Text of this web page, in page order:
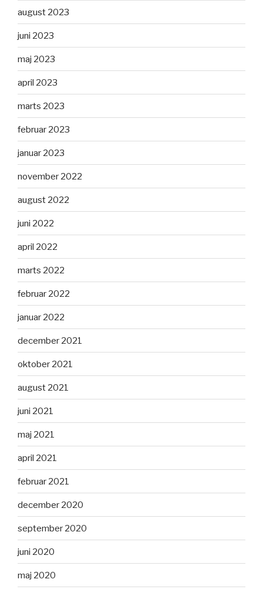
august 2023
juni 2023
maj 2023
april 2023
marts 2023
februar 2023
januar 2023
november 2022
august 2022
juni 2022
april 2022
marts 2022
februar 2022
januar 2022
december 2021
oktober 2021
august 2021
juni 2021
maj 2021
april 2021
februar 2021
december 2020
september 2020
juni 2020
maj 2020